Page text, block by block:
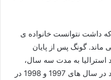
داشت نتوانست خانواده ی
ماند. گونگ پس از پایان
استرالیا به مدت سه سال،
متاسفانه دوره ی بحران مالی شدید در سال های 1997 و 1998 در